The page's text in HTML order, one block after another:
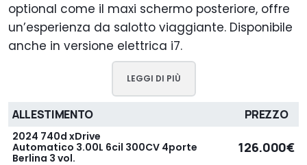
optional come il maxi schermo posteriore, offre
un’esperienza da salotto viaggiante. Disponibile
anche in versione elettrica i7.
LEGGI DI PIÙ
ALLESTIMENTO PREZZO
2024 740d xDrive
Automatico 3.00L 6cil 300CV 4porte
Berlina 3 vol.
126.000€